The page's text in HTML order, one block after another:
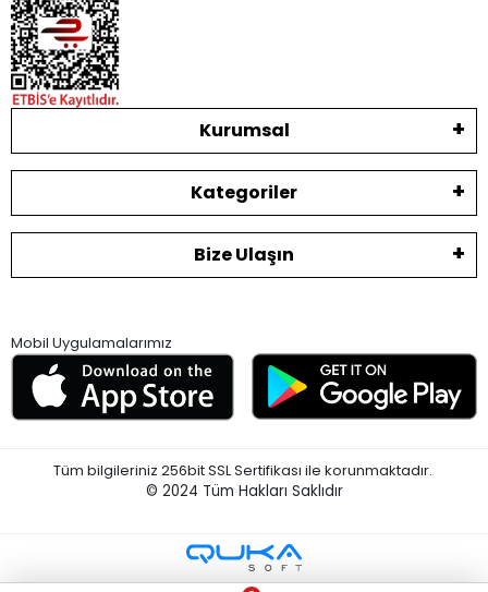
Kurumsal
Kategoriler
Bize Ulaşın
Mobil Uygulamalarımız
Tüm bilgileriniz 256bit SSL Sertifikası ile korunmaktadır.
© 2024 Tüm Hakları Saklıdır